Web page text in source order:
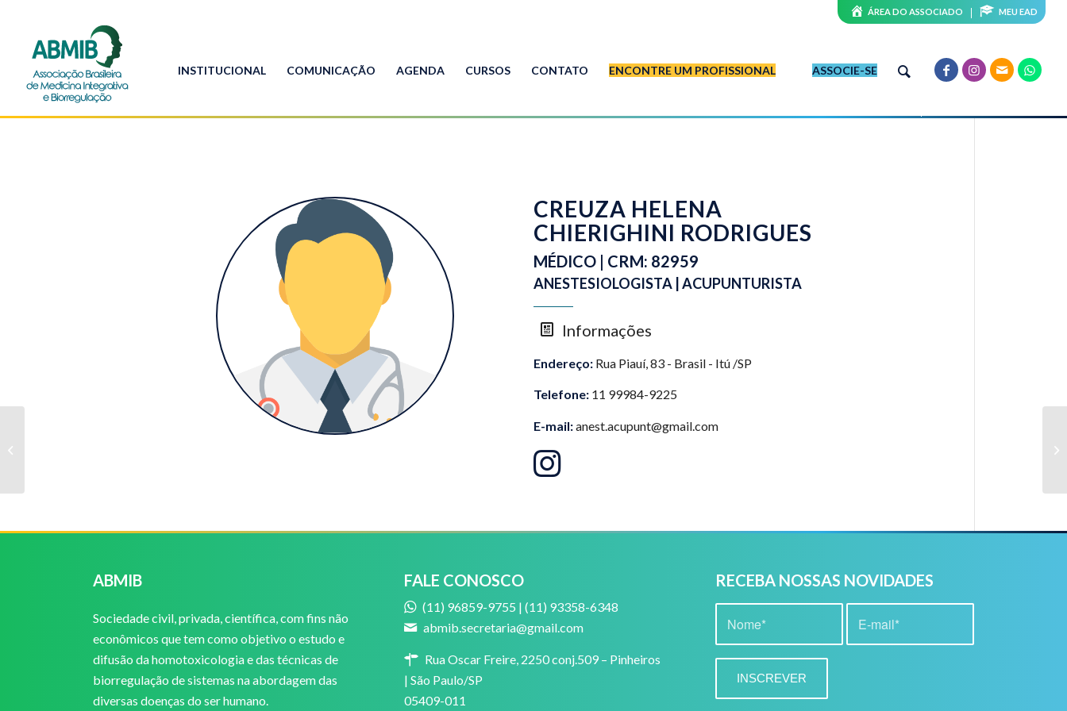
ÁREA DO ASSOCIADO MEU EAD
INSTITUCIONAL COMUNICAÇÃO AGENDA CURSOS CONTATO ENCONTRE UM PROFISSIONAL ASSOCIE-SE
CREUZA HELENA
CHIERIGHINI RODRIGUES
MÉDICO | CRM: 82959
ANESTESIOLOGISTA | ACUPUNTURISTA
Informações
Endereço: Rua Piauí, 83 - Brasil - Itú /SP
Telefone: 11 99984-9225
E-mail:anest.acupunt@gmail.com
ABMIB
Sociedade civil, privada, científica, com fins não
econômicos que tem como objetivo o estudo e
difusão da homotoxicologia e das técnicas de
biorregulação de sistemas na abordagem das
diversas doenças do ser humano.
FALE CONOSCO
(11) 96859-9755 | (11) 93358-6348
abmib.secretaria@gmail.com
Rua Oscar Freire, 2250 conj.509 – Pinheiros
| São Paulo/SP
05409-011
RECEBA NOSSAS NOVIDADES